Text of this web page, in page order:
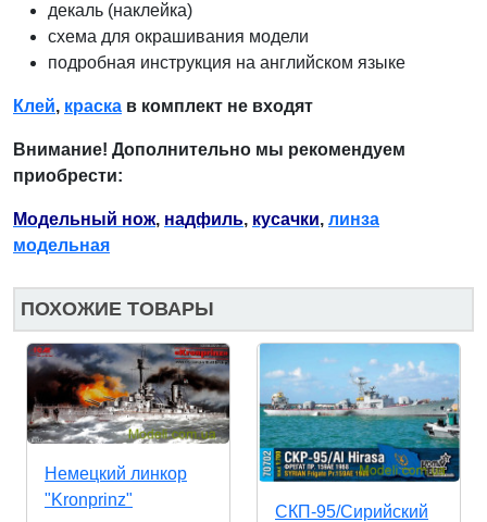
декаль (наклейка)
схема для окрашивания модели
подробная инструкция на английском языке
Клей, краска в комплект не входят
Внимание! Дополнительно мы рекомендуем
приобрести:
Модельный нож, надфиль, кусачки, линза
модельная
ПОХОЖИЕ ТОВАРЫ
Немецкий линкор
"Kronprinz"
СКП-95/Сирийский